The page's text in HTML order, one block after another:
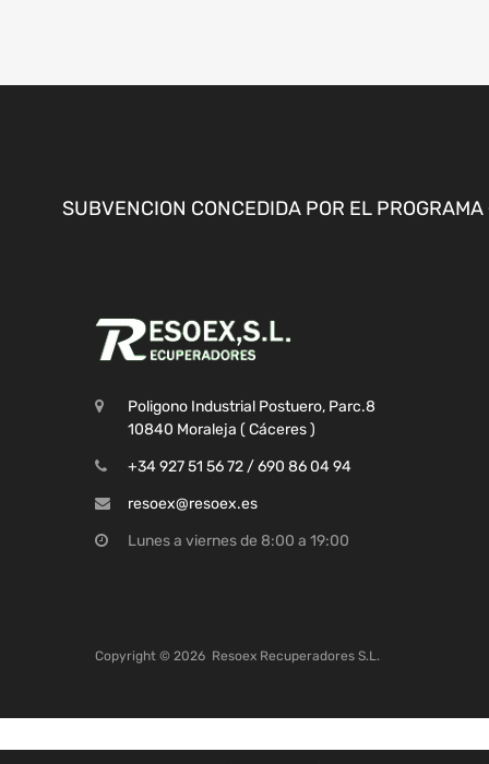
SUBVENCION CONCEDIDA POR EL
Poligono Industrial Postuero, Parc.8
10840 Moraleja ( Cáceres )
+34 927 51 56 72 / 690 86 04 94
resoex@resoex.es
Lunes a viernes de 8:00 a 19:00
Copyright © 2026 Resoex Recuperadores S.L.